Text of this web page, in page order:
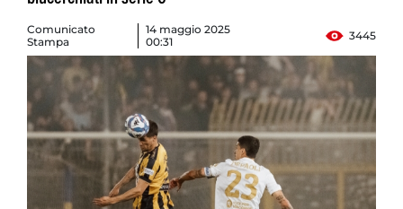
Comunicato
Stampa
14 maggio 2025
00:31
3445